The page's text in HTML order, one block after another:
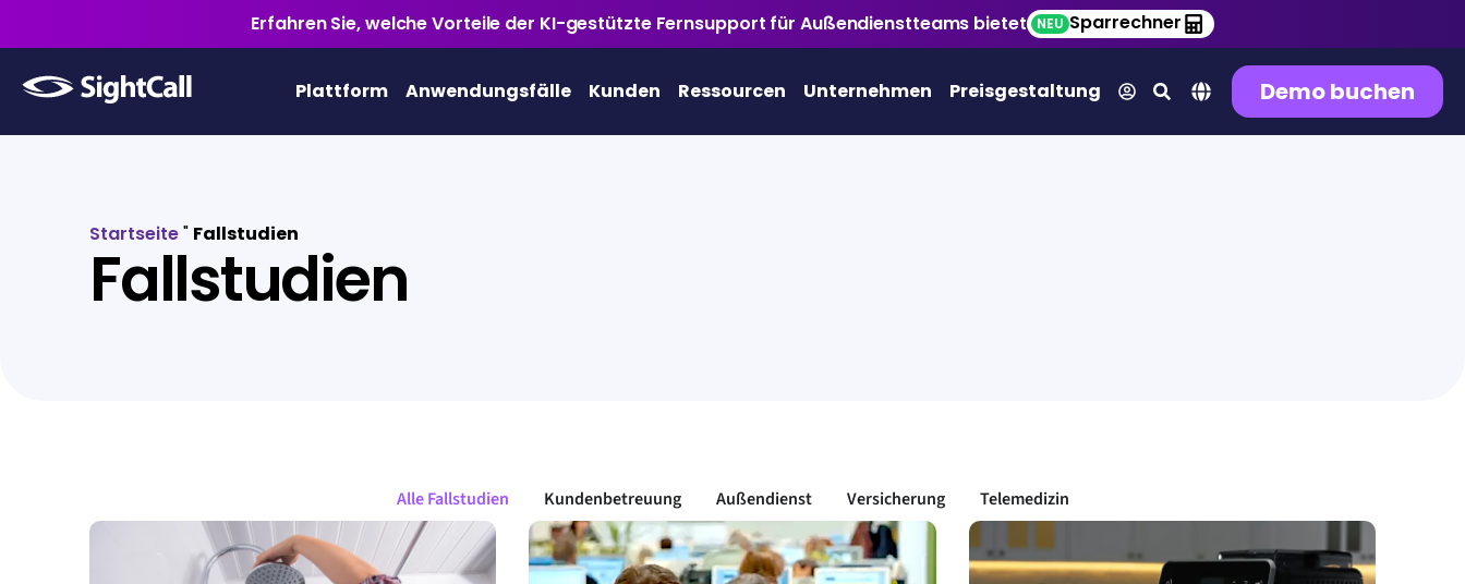
Erfahren Sie, welche Vorteile der KI-gestützte Fernsupport für Außendienstteams bietet NEU Sparrechner
Plattform Anwendungsfälle Kunden Ressourcen Unternehmen Preisgestaltung Demo buchen
Startseite" Fallstudien
Fallstudien
Alle Fallstudien Kundenbetreuung Außendienst Versicherung Telemedizin